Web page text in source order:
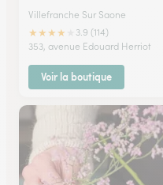
Villefranche Sur Saone
★★★★
3.9 (114)
353, avenue Edouard Herriot
Voir la boutique